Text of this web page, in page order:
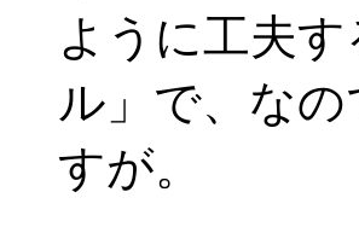
ように工夫
ル」で、な
すが。